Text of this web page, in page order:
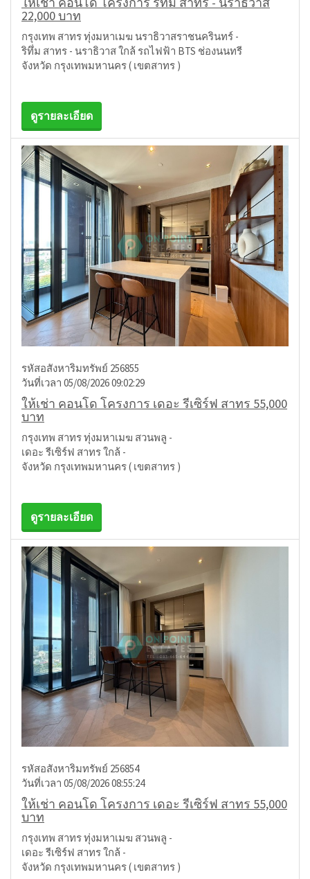
22,000 บาท
กรุงเทพ สาทร ทุ่งมหาเมฆ นราธิวาสราชนครินทร์ -
ริทึ่ม สาทร - นราธิวาส ใกล้ รถไฟฟ้า BTS ช่องนนทรี
จังหวัด กรุงเทพมหานคร ( เขตสาทร )
ดูรายละเอียด
รหัสอสังหาริมทรัพย์ 256855
วันที่เวลา 05/08/2026 09:02:29
ให้เช่า คอนโด โครงการ เดอะ รีเซิร์ฟ สาทร 55,000
บาท
กรุงเทพ สาทร ทุ่งมหาเมฆ สวนพลู -
เดอะ รีเซิร์ฟ สาทร ใกล้ -
จังหวัด กรุงเทพมหานคร ( เขตสาทร )
ดูรายละเอียด
รหัสอสังหาริมทรัพย์ 256854
วันที่เวลา 05/08/2026 08:55:24
ให้เช่า คอนโด โครงการ เดอะ รีเซิร์ฟ สาทร 55,000
บาท
กรุงเทพ สาทร ทุ่งมหาเมฆ สวนพลู -
เดอะ รีเซิร์ฟ สาทร ใกล้ -
จังหวัด กรุงเทพมหานคร ( เขตสาทร )